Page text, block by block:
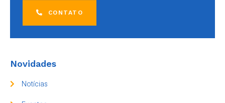
CONTATO
Novidades
Notícias